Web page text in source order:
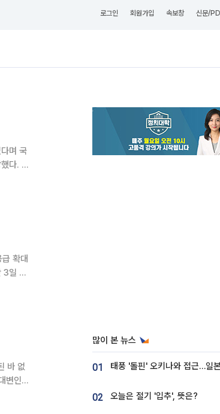
로그인 회원가입 속보창 신문/
며 국
다. 장
정권
확대
3일 부
를 높
바 없
변인은
가 공
많이 본 뉴스
01
02 오늘은 절기 '입추', 뜻은?